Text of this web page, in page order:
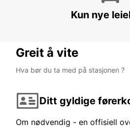
Kun nye
Greit å vite
Hva bør du ta med på stasjonen ?
Ditt gyldige
Om nødvendig - en offisiell